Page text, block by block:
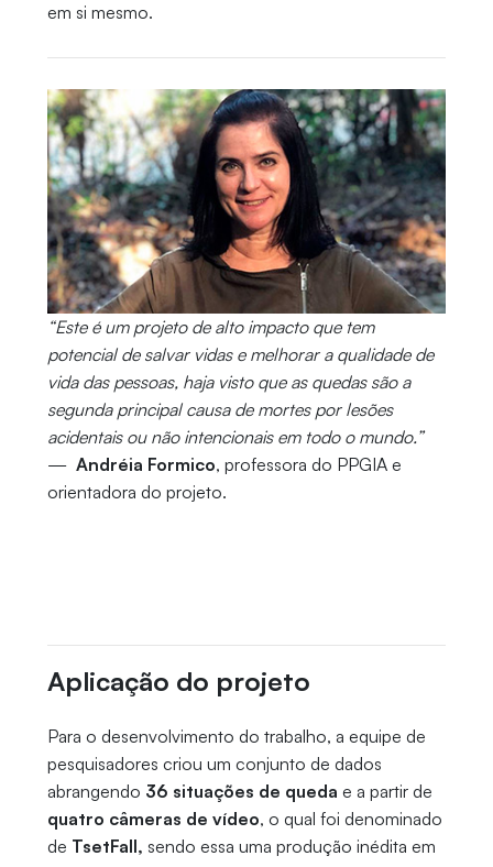
em si mesmo.
“Este é um projeto de alto impacto que tem
potencial de salvar vidas e melhorar a qualidade de
vida das pessoas, haja visto que as quedas são a
segunda principal causa de mortes por lesões
acidentais ou não intencionais em todo o mundo.”
— Andréia Formico, professora do PPGIA e
orientadora do projeto.
Aplicação do projeto
Para o desenvolvimento do trabalho, a equipe de
pesquisadores criou um conjunto de dados
abrangendo 36 situações de queda e a partir de
quatro câmeras de vídeo, o qual foi denominado
de TsetFall, sendo essa uma produção inédita em